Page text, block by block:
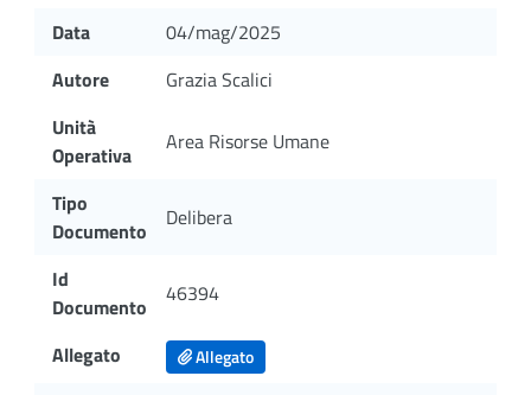
Data
04/mag/2025
Autore
Grazia Scalici
Unità
Operativa
Area Risorse Umane
Tipo
Documento
Delibera
Id
Documento
46394
Allegato Allegato